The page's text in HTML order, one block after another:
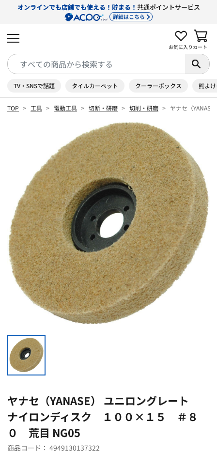
オンラインでも店舗でも使える！貯まる！ 共通ポイントサービス
詳細はこちら
お気に入り カート
TV・SNSで話題 タイルカーペット クーラーボックス 熊よ
TOP 工具 電動工具 切断・研磨 切削・研磨 ヤナセ（
ヤナセ（YANASE） ユニロングレート
ナイロンディスク １００×１５ ＃８
０ 荒目 NG05
商品コード： 4949130137322